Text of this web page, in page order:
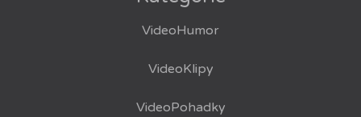
VideoHumor
VideoKlipy
VideoPohadky